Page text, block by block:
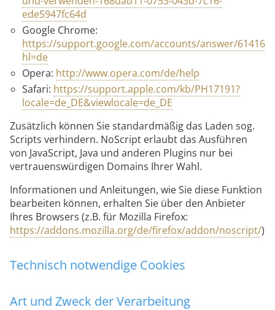
ede5947fc64d
Google Chrome:
https://support.google.com/accounts/answer/61416?
hl=de
Opera: http://www.opera.com/de/help
Safari: https://support.apple.com/kb/PH17191?
locale=de_DE&viewlocale=de_DE
Zusätzlich können Sie standardmäßig das Laden sog.
Scripts verhindern. NoScript erlaubt das Ausführen
von JavaScript, Java und anderen Plugins nur bei
vertrauenswürdigen Domains Ihrer Wahl.
Informationen und Anleitungen, wie Sie diese Funktion
bearbeiten können, erhalten Sie über den Anbieter
Ihres Browsers (z.B. für Mozilla Firefox:
https://addons.mozilla.org/de/firefox/addon/noscript/).
Technisch notwendige Cookies
Art und Zweck der Verarbeitung